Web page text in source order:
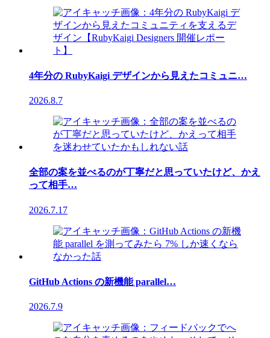
4年分の RubyKaigi デザインから見えたコミュニ…
2026.8.7
全部の案を並べるのが丁寧だと思っていたけど、かえ
って相手…
2026.7.17
GitHub Actions の新機能 parallel…
2026.7.9